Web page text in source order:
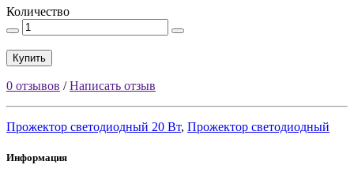
Количество
Купить
0 отзывов /Написать отзыв
Прожектор светодиодный 20 Вт, Прожектор светодиодный
Информация